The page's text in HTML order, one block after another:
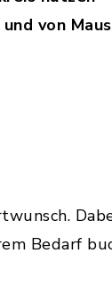
von
Bedarf